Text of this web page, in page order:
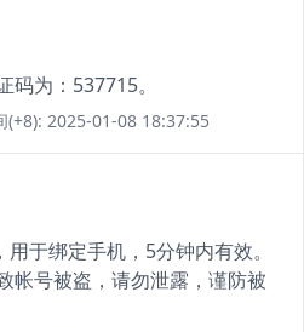
码为：537715。
2025-01-08 18:37:55
用于绑定手机，5分钟内有效。
帐号被盗，请勿泄露，谨防被